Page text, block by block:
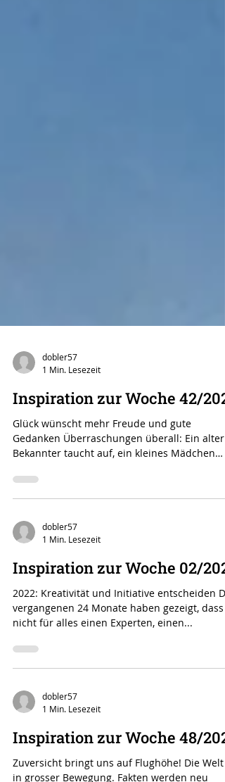
1 Min. Lesezeit
Inspiration zur Woche 42/
Glück wünscht mehr Freude und gute
Bekannter taucht auf, ein kleines Mädchen
fährt fröhlich...
1 Min. Lesezeit
Inspiration zur Woche 02/
2022: Kreativität und Initiative entscheiden
nicht für alles einen Experten, einen...
1 Min. Lesezeit
Inspiration zur Woche 48/2021